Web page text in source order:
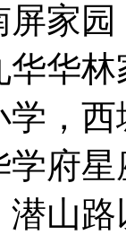
屏家
华
学，
府
山